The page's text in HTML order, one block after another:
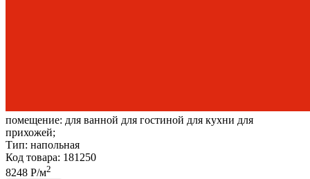
помещение: для ванной для гостиной для кухни для
прихожей;
Тип: напольная
Код товара: 181250
8248 Р/м2